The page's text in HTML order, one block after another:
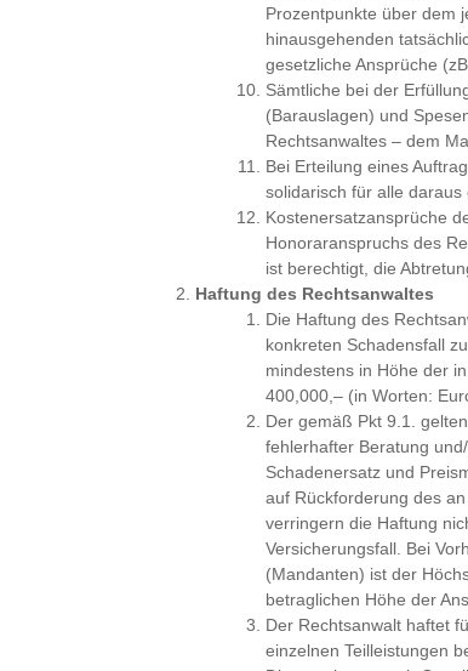
Prozentpunkte über dem
hinausgehenden
gesetzliche Ansprüche
Sämtliche bei der
(Barauslagen) und
Rechtsanwaltes – dem
Bei Erteilung eines
solidarisch für alle
Kostenersatzansprüche
Honoraranspruchs des
ist berechtigt, die
Haftung des Rechtsanwaltes
Die Haftung des
konkreten Schadensfall
mindestens in Höhe der
400,000,– (in Worten:
Der gemäß Pkt 9.1.
fehlerhafter Beratung
Schadenersatz und
auf Rückforderung des
verringern die Haftung
Versicherungsfall. Bei
(Mandanten) ist der
betraglichen Höhe der
Der Rechtsanwalt haftet
einzelnen Teilleistungen